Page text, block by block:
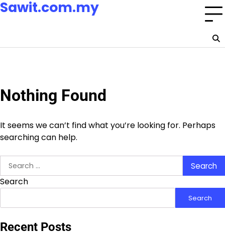
Skip
Sawit.com.my
Nothing Found
It seems we can’t find what you’re looking for. Perhaps
searching can help.
Search
for:
Search
Search
Recent Posts